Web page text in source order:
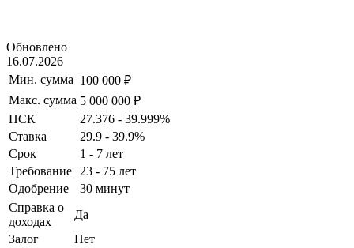
Обновлено
16.07.2026
Мин. сумма 100 000 ₽
Макс. сумма 5 000 000 ₽
ПСК
27.376 - 39.999%
Ставка
29.9 - 39.9%
Срок
1 - 7 лет
Требование
23 - 75 лет
Одобрение
30 минут
Справка о
доходах
Да
Залог
Нет